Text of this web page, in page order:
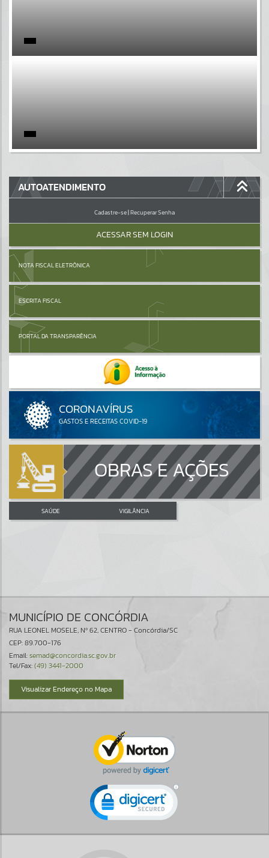
Por favor, aguarde...
GALERIAS
Por favor, aguarde...
AUTOATENDIMENTO
Cadastre-se|Recuperar Senha
ACESSAR SEM LOGIN
NOTA FISCAL ELETRÔNICA
ESCRITA FISCAL
PORTAL DA TRANSPARÊNCIA
OBRAS E AÇÕES
SAÚDE VIGILÂNCIA
MUNICÍPIO DE CONCÓRDIA
RUA LEONEL MOSELE, Nº 62, CENTRO - Concórdia/SC
CEP: 89.700-176
Email:semad@concordia.sc.gov.br
Tel/Fax:(49) 3441-2000
Visualizar Endereço no Mapa